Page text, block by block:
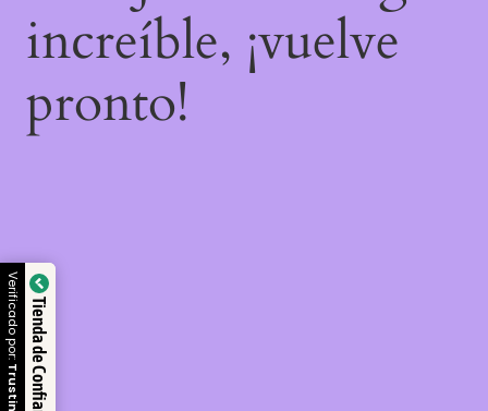
increíble, ¡vuelve
pronto!
Tienda de Confianza
Verificado por: